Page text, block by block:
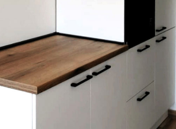
Okovi za
namještaj
Bicikli